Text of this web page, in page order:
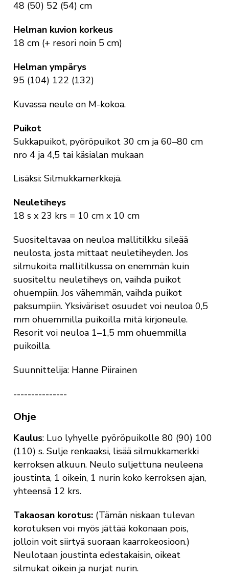
48 (50) 52 (54) cm
Helman kuvion korkeus
18 cm (+ resori noin 5 cm)
Helman ympärys
95 (104) 122 (132)
Kuvassa neule on M-kokoa.
Puikot
Sukkapuikot, pyöröpuikot 30 cm ja 60–80 cm
nro 4 ja 4,5 tai käsialan mukaan
Lisäksi: Silmukkamerkkejä.
Neuletiheys
18 s x 23 krs = 10 cm x 10 cm
Suositeltavaa on neuloa mallitilkku sileää
neulosta, josta mittaat neuletiheyden. Jos
silmukoita mallitilkussa on enemmän kuin
suositeltu neuletiheys on, vaihda puikot
ohuempiin. Jos vähemmän, vaihda puikot
paksumpiin. Yksiväriset osuudet voi neuloa 0,5
mm ohuemmilla puikoilla mitä kirjoneule.
Resorit voi neuloa 1–1,5 mm ohuemmilla
puikoilla.
Suunnittelija: Hanne Piirainen
---------------
Ohje
Kaulus: Luo lyhyelle pyöröpuikolle 80 (90) 100
(110) s. Sulje renkaaksi, lisää silmukkamerkki
kerroksen alkuun. Neulo suljettuna neuleena
joustinta, 1 oikein, 1 nurin koko kerroksen ajan,
yhteensä 12 krs.
Takaosan korotus:(Tämän niskaan tulevan
korotuksen voi myös jättää kokonaan pois,
jolloin voit siirtyä suoraan kaarrokeosioon.)
Neulotaan joustinta edestakaisin, oikeat
silmukat oikein ja nurjat nurin.